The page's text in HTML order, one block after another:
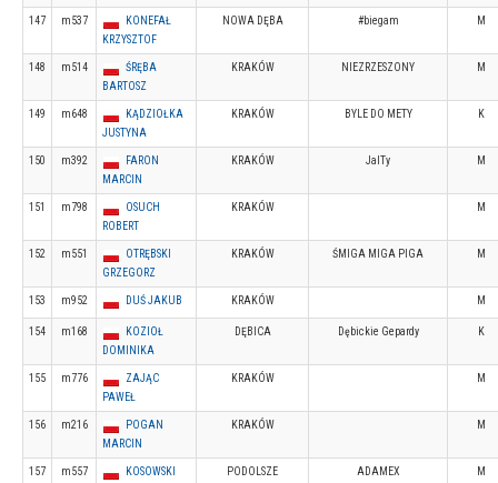
147 m537
KONEFAŁ
KRZYSZTOF
NOWA DĘBA #biegam M
148 m514
ŚRĘBA
BARTOSZ
KRAKÓW NIEZRZESZONY M
149 m648
KĄDZIOŁKA
JUSTYNA
KRAKÓW BYLE DO METY K
150 m392
FARON
MARCIN
KRAKÓW JaITy M
151 m798
OSUCH
ROBERT
KRAKÓW M
152 m551
OTRĘBSKI
GRZEGORZ
KRAKÓW ŚMIGA MIGA PIGA M
153 m952 DUŚ JAKUB KRAKÓW M
154 m168
KOZIOŁ
DOMINIKA
DĘBICA Dębickie Gepardy K
155 m776
ZAJĄC
PAWEŁ
KRAKÓW M
156 m216
POGAN
MARCIN
KRAKÓW M
157 m557
KOSOWSKI
PODOLSZE ADAMEX M